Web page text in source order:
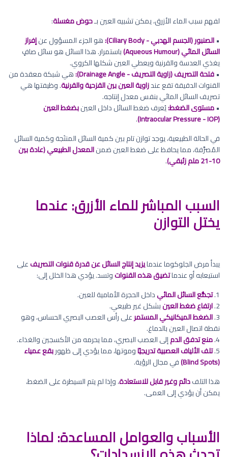
لفهم سبب الماء الأزرق، يمكن تشبيه العين بـحوض مغسلة:
•الصنبور (الجسم الهدبي - Ciliary Body): هو الجزء المسؤول عنإفراز
السائل المائي (Aqueous Humour)
باستمرار. هذا السائل هو سائل صافٍ
يغذي العدسة والقرنية ويعطي العين شكلها الكروي.
•فتحة التصريف (زاوية التصريف - Drainage Angle):
هي شبكة معقدة من
القنوات الدقيقة تقع عندزاوية العين بين القزحية والقرنية. وظيفتها هي
تصريف السائل المائي بنفس معدل إنتاجه.
•مستوى الضغط:يُعرف ضغط السائل داخل العينبضغط العين
(Intraocular Pressure - IOP)
.
في الحالة الطبيعية، يوجد توازن تام بين كمية السائل المنتَجة وكمية السائل
المُصرَّفة، مما يحافظ على ضغط العين ضمنالمعدل الطبيعي (عادة بين
10-21 ملم زئبقي)
.
السبب المباشر للماء الأزرق: عندما
يختل التوازن
يبدأ مرض الجلوكوما عندمايزيد إنتاج السائل عن قدرة قنوات التصريفعلى
استيعابه أو عندماتضيق هذه القنواتوتسد. يؤدي هذا الخلل إلى:
1. تجمُّع السائل المائيداخل الحجرة الأمامية للعين.
2. ارتفاع ضغط العينبشكل غير طبيعي.
3. الضغط الميكانيكي المستمرعلى رأس العصب البصري الحساس، وهو
نقطة اتصال العين بالدماغ.
4. منع تدفق الدمإلى العصب البصري، مما يحرمه من الأكسجين والغذاء.
5. تلف الألياف العصبية تدريجيًاوموتها، مما يؤدي إلى ظهوربقع عمياء
(Blind Spots)
في مجال الرؤية.
هذا التلفدائم وغير قابل للاستعادة، وإذا لم يتم السيطرة على الضغط،
يمكن أن يؤدي إلى العمى.
الأسباب والعوامل المساعدة: لماذا